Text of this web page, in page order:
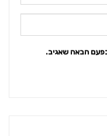
הבאה שאגיב.